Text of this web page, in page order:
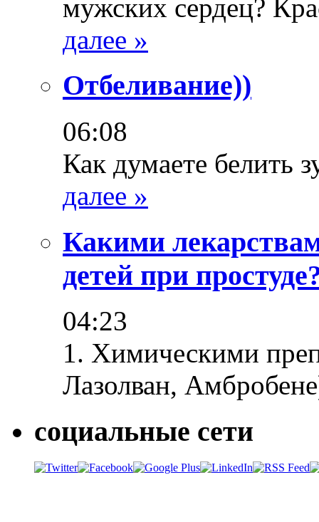
мужских сердец?
далее »
Отбеливание))
06:08
Как думаете белить
далее »
Какими
детей при
04:23
1. Химическими
Лазолван,
социальные сети